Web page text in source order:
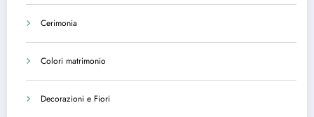
Cerimonia
Colori matrimonio
Decorazioni e Fiori